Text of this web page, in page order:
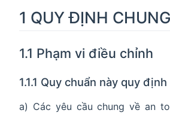
1 QUY ĐỊNH CHUNG
1.1 Phạm vi điều chỉnh
1.1.1 Quy chuẩn này quy định
a) Các yêu cầu chung về an